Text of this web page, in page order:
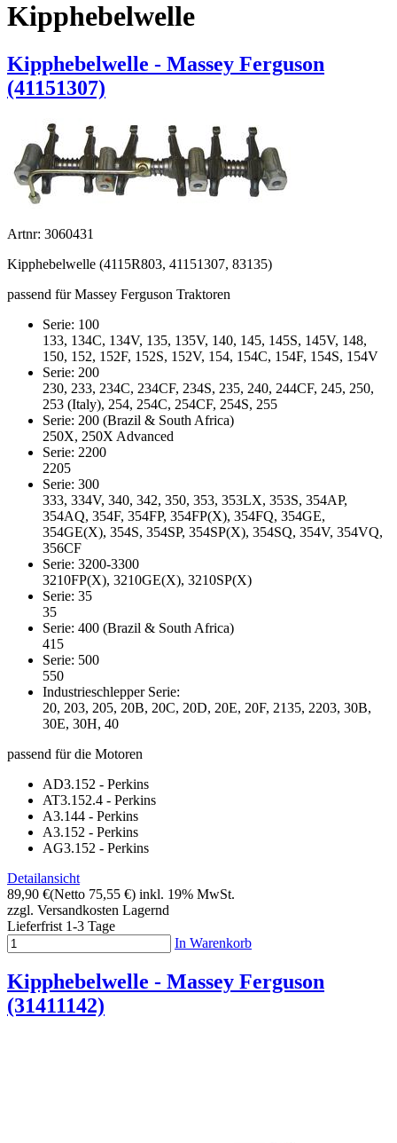
Kipphebelwelle
Kipphebelwelle - Massey Ferguson
(41151307)
Artnr: 3060431
Kipphebelwelle (4115R803, 41151307, 83135)
passend für Massey Ferguson Traktoren
Serie: 100
133, 134C, 134V, 135, 135V, 140, 145, 145S, 145V, 148,
150, 152, 152F, 152S, 152V, 154, 154C, 154F, 154S, 154V
Serie: 200
230, 233, 234C, 234CF, 234S, 235, 240, 244CF, 245, 250,
253 (Italy), 254, 254C, 254CF, 254S, 255
Serie: 200 (Brazil & South Africa)
250X, 250X Advanced
Serie: 2200
2205
Serie: 300
333, 334V, 340, 342, 350, 353, 353LX, 353S, 354AP,
354AQ, 354F, 354FP, 354FP(X), 354FQ, 354GE,
354GE(X), 354S, 354SP, 354SP(X), 354SQ, 354V, 354VQ,
356CF
Serie: 3200-3300
3210FP(X), 3210GE(X), 3210SP(X)
Serie: 35
35
Serie: 400 (Brazil & South Africa)
415
Serie: 500
550
Industrieschlepper Serie:
20, 203, 205, 20B, 20C, 20D, 20E, 20F, 2135, 2203, 30B,
30E, 30H, 40
passend für die Motoren
AD3.152 - Perkins
AT3.152.4 - Perkins
A3.144 - Perkins
A3.152 - Perkins
AG3.152 - Perkins
Detailansicht
89,90 €(Netto 75,55 €) inkl. 19% MwSt.
zzgl. Versandkosten Lagernd
Lieferfrist 1-3 Tage
In Warenkorb
Kipphebelwelle - Massey Ferguson
(31411142)